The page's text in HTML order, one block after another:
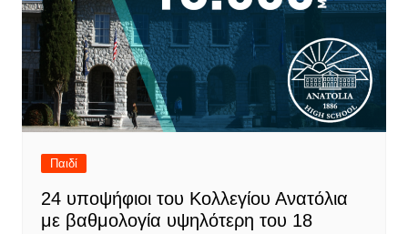
Παιδί
24 υποψήφιοι του Κολλεγίου Ανατόλια
με βαθμολογία υψηλότερη του 18